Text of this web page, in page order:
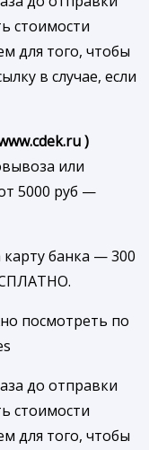
стоимости
для того, чтобы
в случае, если
)
или
5000 руб —
банка — 300
посмотреть по
до отправки
стоимости
для того, чтобы